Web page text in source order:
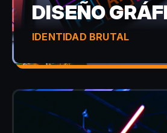
DISEÑO
IDENTIDAD BRUTAL